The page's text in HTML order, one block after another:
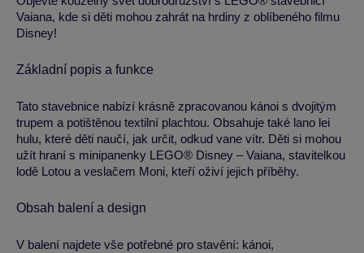
Vaiana, kde si děti mohou zahrát na hrdiny z oblíbeného filmu
Disney!
Základní popis a funkce
Tato stavebnice nabízí krásně zpracovanou kánoi s dvojitým
trupem a potištěnou textilní plachtou. Obsahuje také lano lei
hulu, které děti naučí, jak určit, odkud vane vítr. Děti si mohou
užít hraní s minipanenky LEGO® Disney – Vaiana, stavitelkou
lodě Lotou a veslačem Moni, kteří oživí jejich příběhy.
Obsah balení a design
V balení najdete vše potřebné pro stavění: kánoi,